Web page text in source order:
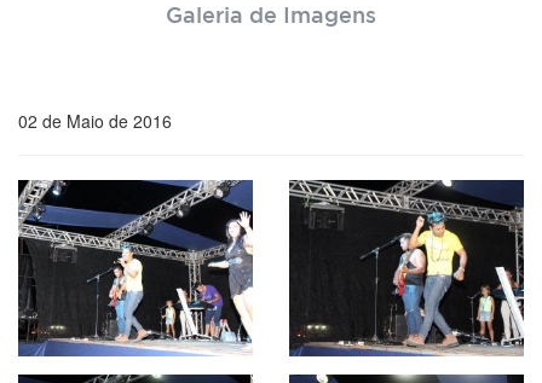
Galeria de Imagens
02 de Maio de 2016